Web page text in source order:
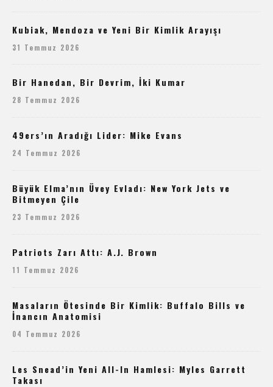
Kubiak, Mendoza ve Yeni Bir Kimlik Arayışı
31 Temmuz 2026
Bir Hanedan, Bir Devrim, İki Kumar
28 Temmuz 2026
49ers’ın Aradığı Lider: Mike Evans
24 Temmuz 2026
Büyük Elma’nın Üvey Evladı: New York Jets ve
Bitmeyen Çile
23 Temmuz 2026
Patriots Zarı Attı: A.J. Brown
11 Temmuz 2026
Masaların Ötesinde Bir Kimlik: Buffalo Bills ve
İnancın Anatomisi
04 Temmuz 2026
Les Snead’in Yeni All-In Hamlesi: Myles Garrett
Takası